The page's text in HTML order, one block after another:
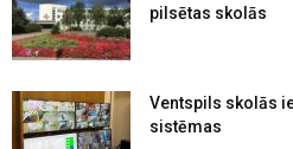
pilsētas skolās
Ventspils skolās
sistēmas